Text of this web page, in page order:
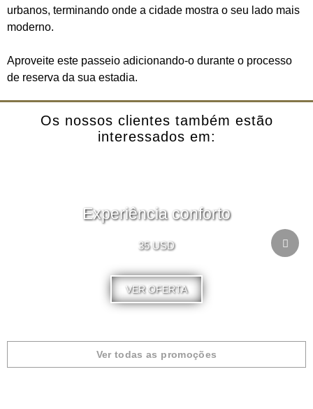
urbanos, terminando onde a cidade mostra o seu lado mais
moderno.
Aproveite este passeio adicionando-o durante o processo
de reserva da sua estadia.
Os nossos clientes também estão
interessados em:
Experiência conforto
35 USD
VER OFERTA
Ver todas as promoções